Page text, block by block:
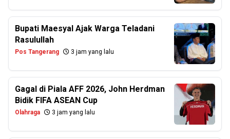
Bupati Maesyal Ajak Warga Teladani
Rasulullah
Pos Tangerang 3 jam yang lalu
Gagal di Piala AFF 2026, John Herdman
Bidik FIFA ASEAN Cup
Olahraga 3 jam yang lalu